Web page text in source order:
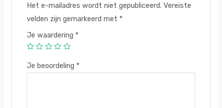
Het e-mailadres wordt niet gepubliceerd. Vereiste
velden zijn gemarkeerd met *
Je waardering *
Je beoordeling *